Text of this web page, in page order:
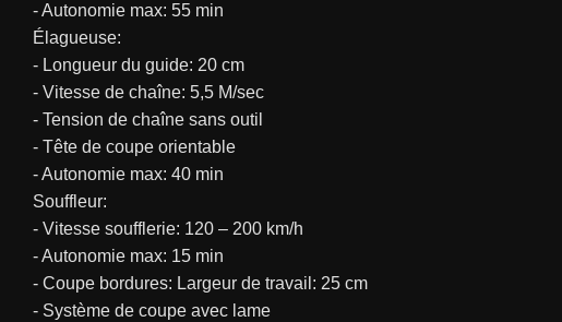
- Autonomie max: 55 min
Élagueuse:
- Longueur du guide: 20 cm
- Vitesse de chaîne: 5,5 M/sec
- Tension de chaîne sans outil
- Tête de coupe orientable
- Autonomie max: 40 min
Souffleur:
- Vitesse soufflerie: 120 – 200 km/h
- Autonomie max: 15 min
- Coupe bordures: Largeur de travail: 25 cm
- Système de coupe avec lame